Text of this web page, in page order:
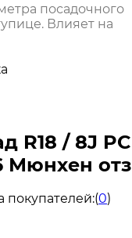
посадочного
Влияет на
R18 / 8J
Мюнхен
покупателей:(0)